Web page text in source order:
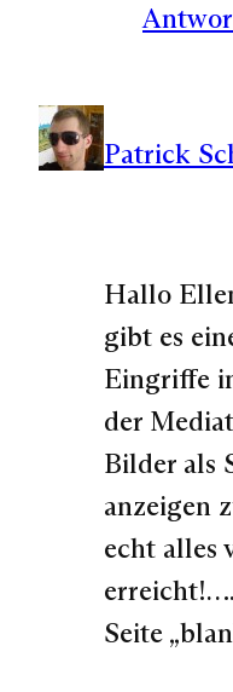
Patrick
Hallo
gibt es
Eingriffe
der
Bilder als
anzeigen
echt alles
Seite